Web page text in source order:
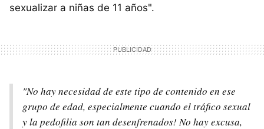
sexualizar a niñas de 11 años".
"No hay necesidad de este tipo de contenido en ese
grupo de edad, especialmente cuando el tráfico sexual
y la pedofilia son tan desenfrenados! No hay excusa,